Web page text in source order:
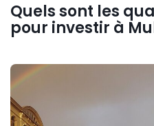
Quels sont les
pour investir à